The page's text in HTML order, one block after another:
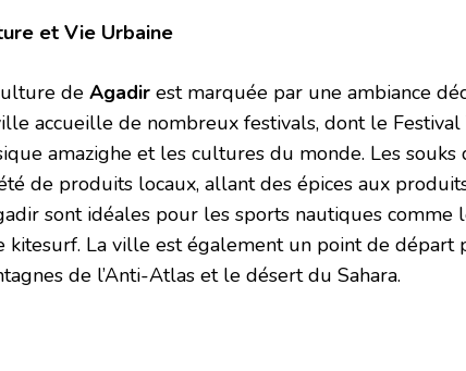
et Vie Urbaine
de Agadir est marquée par une ambiance
accueille de nombreux festivals, dont le
amazighe et les cultures du monde. Les souks
de produits locaux, allant des épices aux
sont idéales pour les sports nautiques comme
kitesurf. La ville est également un point de départ
de l’Anti-Atlas et le désert du Sahara.